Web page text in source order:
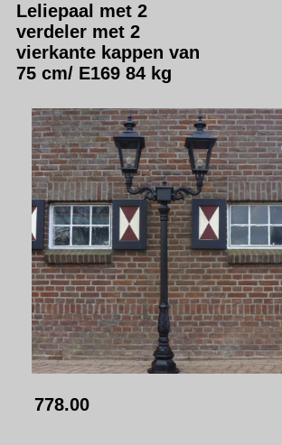
Leliepaal met 2
verdeler met 2
vierkante kappen van
75 cm/ E169 84 kg
778.00